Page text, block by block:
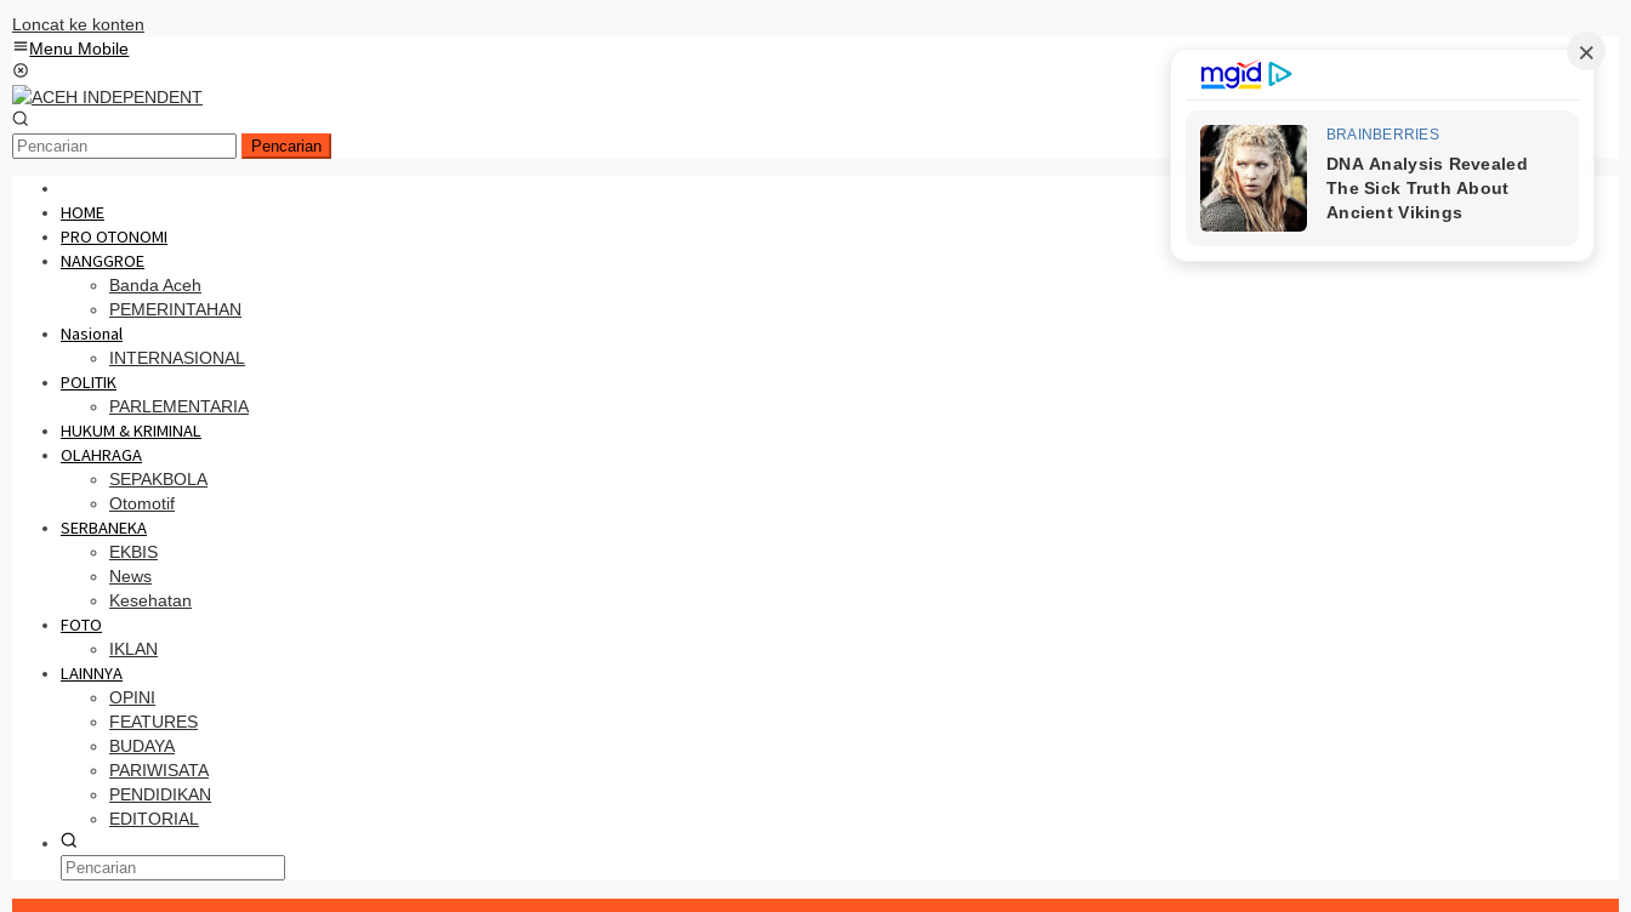
Loncat ke konten
Menu Mobile
Pencarian
HOME
PRO OTONOMI
NANGGROE
Banda Aceh
PEMERINTAHAN
Nasional
INTERNASIONAL
POLITIK
PARLEMENTARIA
HUKUM & KRIMINAL
OLAHRAGA
SEPAKBOLA
Otomotif
SERBANEKA
EKBIS
News
Kesehatan
FOTO
IKLAN
LAINNYA
OPINI
FEATURES
BUDAYA
PARIWISATA
PENDIDIKAN
EDITORIAL